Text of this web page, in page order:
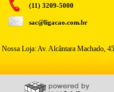
(11) 3209-5000
sac@ligacao.com.br
Nossa Loja: Av. Alcântara Machado,